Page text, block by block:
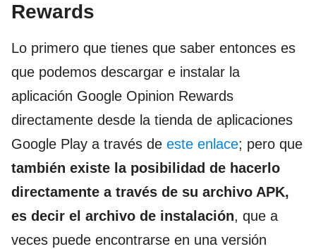
Rewards
Lo primero que tienes que saber entonces es
que podemos descargar e instalar la
aplicación Google Opinion Rewards
directamente desde la tienda de aplicaciones
Google Play a través de este enlace; pero que
también existe la posibilidad de hacerlo
directamente a través de su archivo APK,
es decir el archivo de instalación, que a
veces puede encontrarse en una versión